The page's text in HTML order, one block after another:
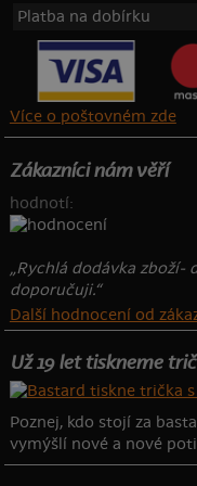
Platba na dobírku
Více o poštovném zde
Zákazníci nám věří
hodnotí:
„Rychlá dodávka zboží-
doporučuji.“
Další hodnocení od
Už 19 let tiskneme
Poznej, kdo stojí za
vymýšlí nové a nové